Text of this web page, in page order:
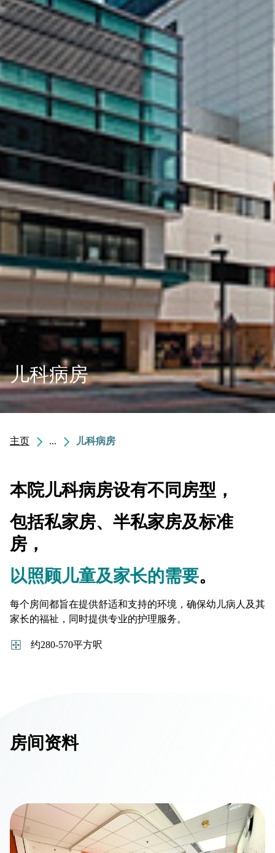
儿科病房
主页 ... 儿科病房
本院儿科病房设有不同房型，
包括私家房、半私家房及标准
房，
以照顾儿童及家长的需要。
每个房间都旨在提供舒适和支持的环境，确保幼儿病人及其
家长的福祉，同时提供专业的护理服务。
约280-570平方呎
房间资料